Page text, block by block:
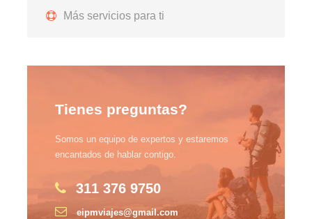
Más servicios para ti
Tienes preguntas?
Somos un equipo de expertos y estaremos
encantados de hablar contigo.
311 376 9750
eipmviajes@gmail.com